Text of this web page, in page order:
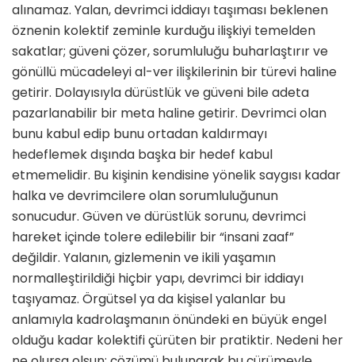
alınamaz. Yalan, devrimci iddiayı taşıması beklenen
öznenin kolektif zeminle kurduğu ilişkiyi temelden
sakatlar; güveni çözer, sorumluluğu buharlaştırır ve
gönüllü mücadeleyi al-ver ilişkilerinin bir türevi haline
getirir. Dolayısıyla dürüstlük ve güveni bile adeta
pazarlanabilir bir meta haline getirir. Devrimci olan
bunu kabul edip bunu ortadan kaldırmayı
hedeflemek dışında başka bir hedef kabul
etmemelidir. Bu kişinin kendisine yönelik saygısı kadar
halka ve devrimcilere olan sorumluluğunun
sonucudur. Güven ve dürüstlük sorunu, devrimci
hareket içinde tolere edilebilir bir “insani zaaf”
değildir. Yalanın, gizlemenin ve ikili yaşamın
normalleştirildiği hiçbir yapı, devrimci bir iddiayı
taşıyamaz. Örgütsel ya da kişisel yalanlar bu
anlamıyla kadrolaşmanın önündeki en büyük engel
olduğu kadar kolektifi çürüten bir pratiktir. Nedeni her